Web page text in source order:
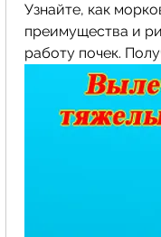
Узнайте, как
преимущества и
работу почек.